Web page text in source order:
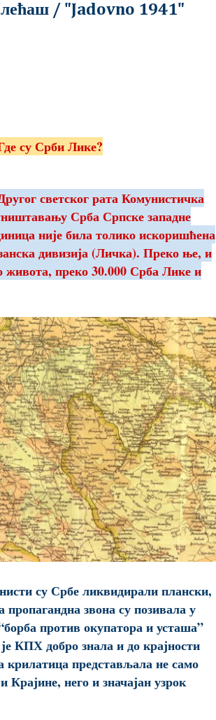
/ "Jadovno 1941"
су Срби Лике?
светског рата Комунистичка
Срба Српске западне
није била толико искоришћена
дивизија (Личка). Преко ње, и
преко 30.000 Срба Лике и
су Србе ликвидирали плански,
звона су позивала у
против окупатора и усташа”
КПХ добро знала и до крајности
крилатица представљала не само
него и значајан узрок